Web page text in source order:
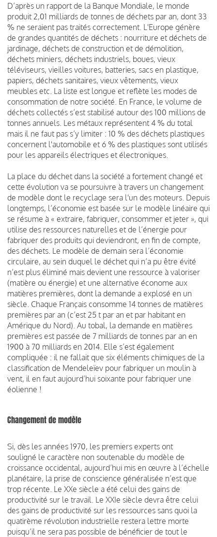
D’après un rapport de la Banque Mondiale, le monde
produit 2,01 milliards de tonnes de déchets par an, dont 33
% ne seraient pas traités correctement. L'Europe génère
de grandes quantités de déchets : nourriture et déchets de
jardinage, déchets de construction et de démolition,
déchets miniers, déchets industriels, boues, vieux
téléviseurs, vieilles voitures, batteries, sacs en plastique,
papiers, déchets sanitaires, vieux vêtements, vieux
meubles etc. La liste est longue et reflète les modes de
consommation de notre société. En France, le volume de
déchets collectés s’est stabilisé autour des 100 millions de
tonnes annuels. Les métaux représentent 4 % du total
mais il ne faut pas s’y limiter : 10 % des déchets plastiques
concernent l'automobile et 6 % des plastiques sont utilisés
pour les appareils électriques et électroniques.
La place du déchet dans la société a fortement changé et
cette évolution va se poursuivre à travers un changement
de modèle dont le recyclage sera l'un des moteurs. Depuis
longtemps, l’économie est basée sur le modèle linéaire qui
se résume à « extraire, fabriquer, consommer et jeter », qui
utilise des ressources naturelles et de l’énergie pour
fabriquer des produits qui deviendront, en fin de compte,
des déchets. Le modèle de demain sera l’économie
circulaire, au sein duquel le déchet qui n’a pu être évité
n’est plus éliminé mais devient une ressource à valoriser
(matière ou énergie) et une alternative économe aux
matières premières, dont la demande a explosé en un
siècle. Chaque Français consomme 14 tonnes de matières
premières par an (c’est 25 t par an et par habitant en
Amérique du Nord). Au tobal, la demande en matières
premières est passée de 7 milliards de tonnes par an en
1900 à 70 milliards en 2014. Elle s’est également
compliquée : il ne fallait que six éléments chimiques de la
classification de Mendeleïev pour fabriquer un moulin à
vent, il en faut aujourd’hui soixante pour fabriquer une
éolienne !
Changement de modèle
Si, dès les années 1970, les premiers experts ont
souligné le caractère non soutenable du modèle de
croissance occidental, aujourd’hui mis en œuvre à l’échelle
planétaire, la prise de conscience généralisée n’est que
trop récente. Le XXe siècle a été celui des gains de
productivité sur le travail. Le XXIe siècle devra être celui
des gains de productivité sur les ressources sans quoi la
quatirème révolution industrielle restera lettre morte
puisqu’il ne sera pas possible de bénéficier de tout le